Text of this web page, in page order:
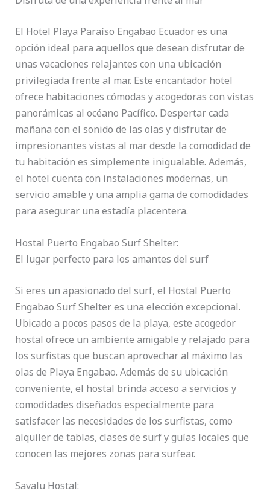
El Hotel Playa Paraíso Engabao Ecuador es una
opción ideal para aquellos que desean disfrutar de
unas vacaciones relajantes con una ubicación
privilegiada frente al mar. Este encantador hotel
ofrece habitaciones cómodas y acogedoras con vistas
panorámicas al océano Pacífico. Despertar cada
mañana con el sonido de las olas y disfrutar de
impresionantes vistas al mar desde la comodidad de
tu habitación es simplemente inigualable. Además,
el hotel cuenta con instalaciones modernas, un
servicio amable y una amplia gama de comodidades
para asegurar una estadía placentera.
Hostal Puerto Engabao Surf Shelter:
El lugar perfecto para los amantes del surf
Si eres un apasionado del surf, el Hostal Puerto
Engabao Surf Shelter es una elección excepcional.
Ubicado a pocos pasos de la playa, este acogedor
hostal ofrece un ambiente amigable y relajado para
los surfistas que buscan aprovechar al máximo las
olas de Playa Engabao. Además de su ubicación
conveniente, el hostal brinda acceso a servicios y
comodidades diseñados especialmente para
satisfacer las necesidades de los surfistas, como
alquiler de tablas, clases de surf y guías locales que
conocen las mejores zonas para surfear.
Savalu Hostal: